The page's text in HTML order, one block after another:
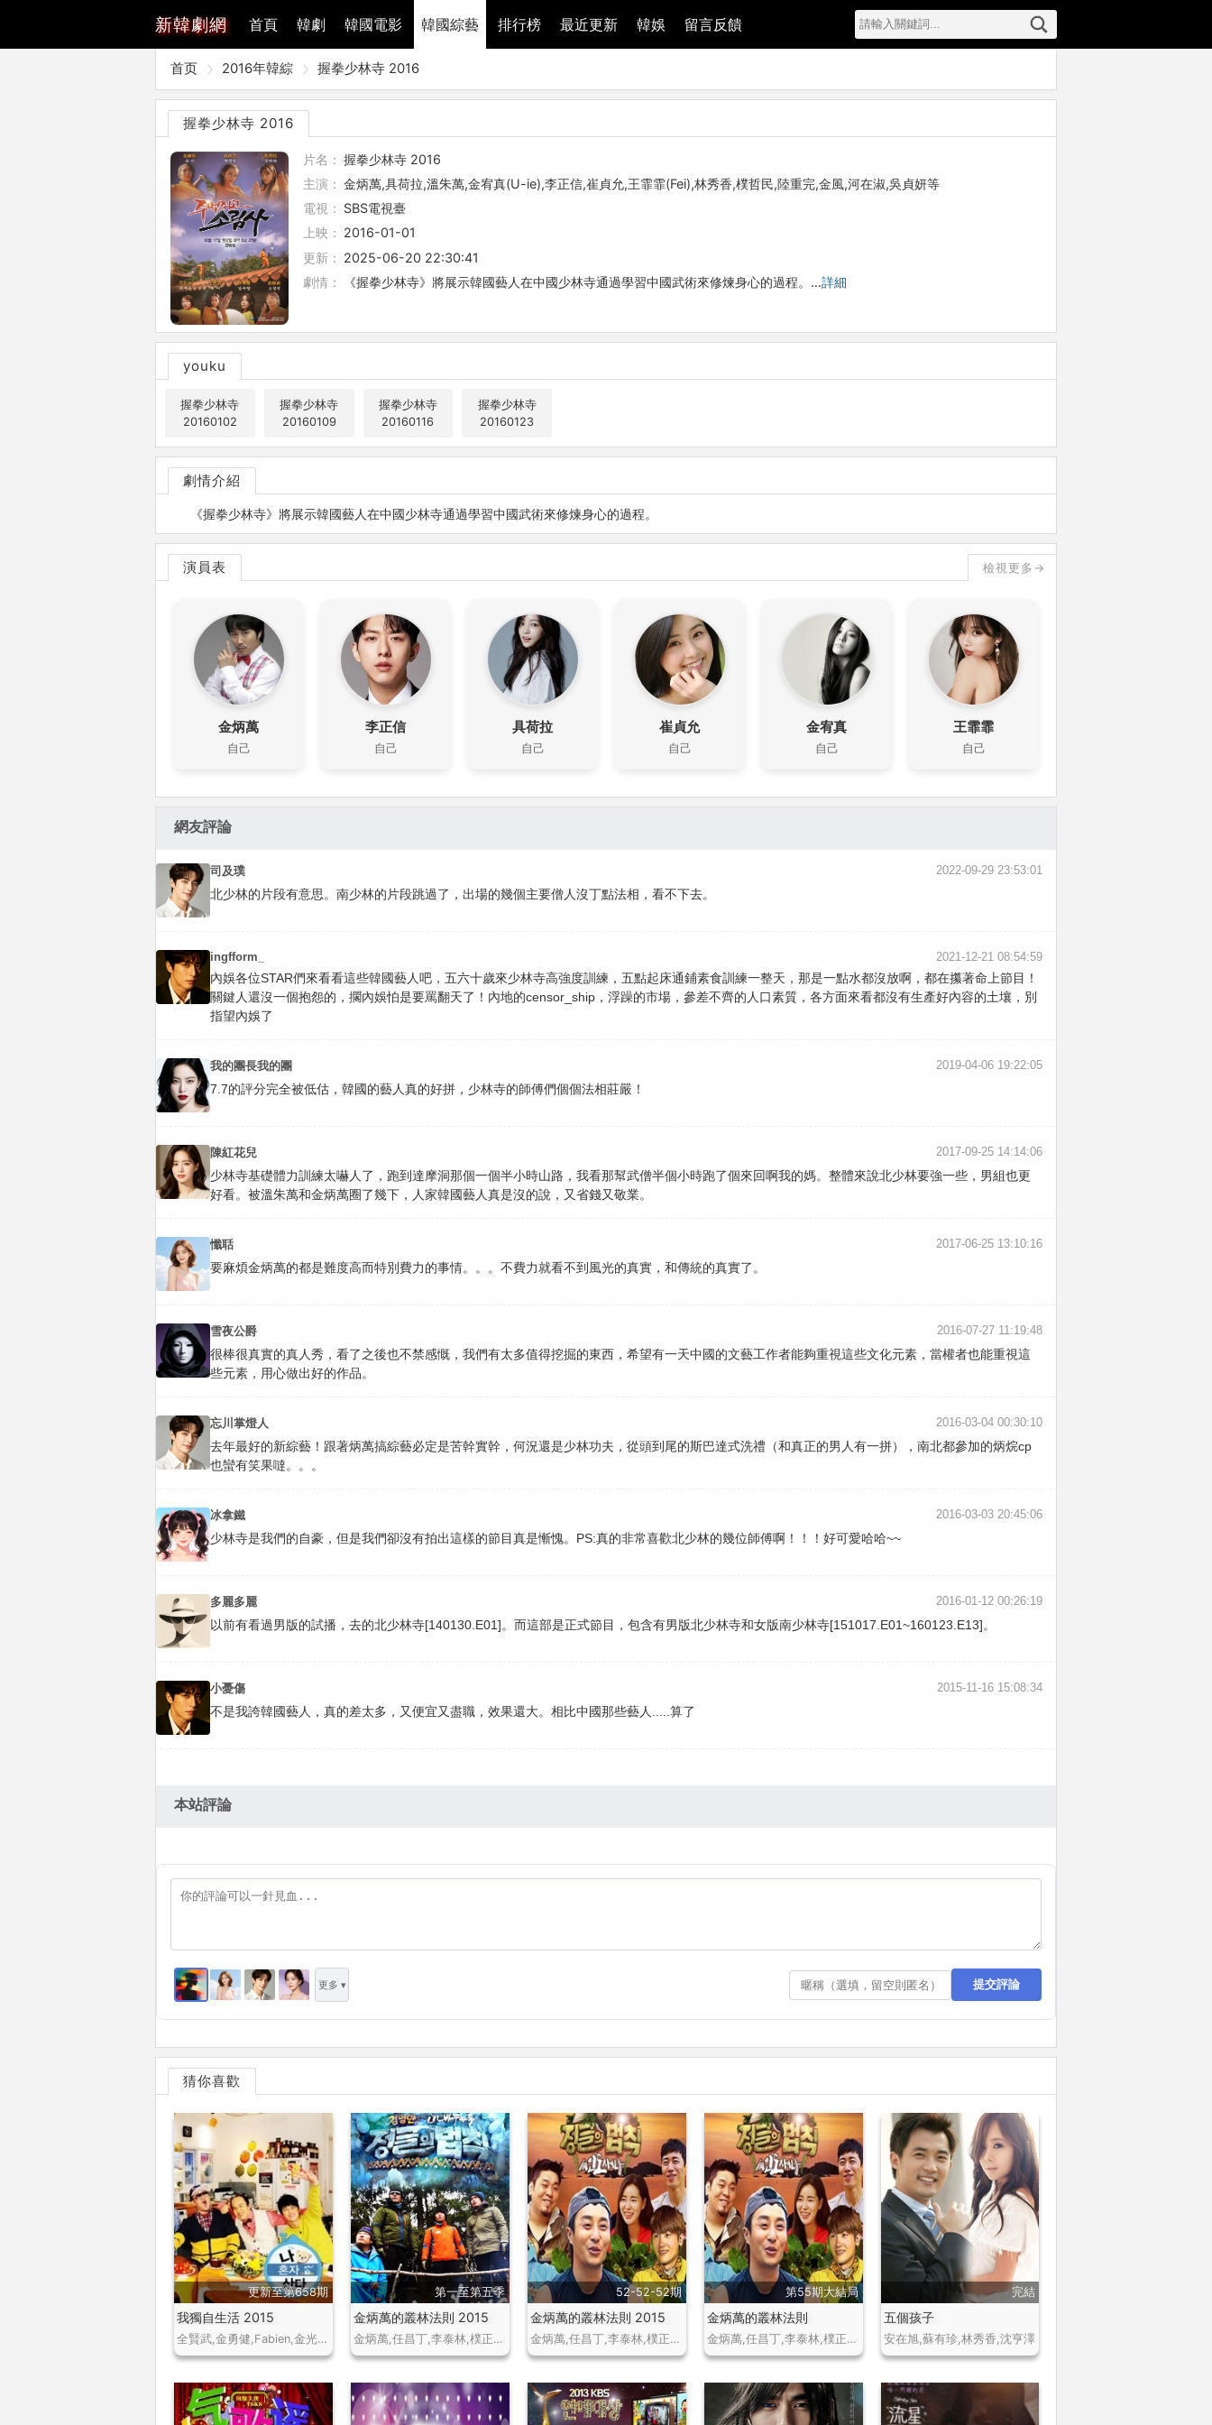
新韓劇網 首頁 韓劇 韓國電影 韓國綜藝 排行榜 最近更新 韓娛 留言反饋
首页 2016年韓綜 握拳少林寺 2016
握拳少林寺 2016
片名： 握拳少林寺 2016
主演： 金炳萬,具荷拉,溫朱萬,金宥真(U-ie),李正信,崔貞允,王霏霏(Fei),林秀香,樸哲民,陸重完,金風,河在淑,吳貞妍等
電視： SBS電視臺
上映： 2016-01-01
更新： 2025-06-20 22:30:41
劇情：
《握拳少林寺》將展示韓國藝人在中國少林寺通過學習中國武術來修煉身心的過程。…詳細
youku
握拳少林寺
20160102
握拳少林寺
20160109
握拳少林寺
20160116
握拳少林寺
20160123
劇情介紹
《握拳少林寺》將展示韓國藝人在中國少林寺通過學習中國武術來修煉身心的過程。
演員表 檢視更多→
金炳萬
自己
李正信
自己
具荷拉
自己
崔貞允
自己
金宥真
自己
王霏霏
自己
網友評論
司及璞 2022-09-29 23:53:01
北少林的片段有意思。南少林的片段跳過了，出場的幾個主要僧人沒丁點法相，看不下去。
ingfform_ 2021-12-21 08:54:59
內娛各位STAR們來看看這些韓國藝人吧，五六十歲來少林寺高強度訓練，五點起床通鋪素食訓練一整天，那是一點水都沒放啊，都在攥著命上節目！
關鍵人還沒一個抱怨的，擱內娛怕是要罵翻天了！內地的censor_ship，浮躁的市場，參差不齊的人口素質，各方面來看都沒有生產好內容的土壤，別
指望內娛了
我的團長我的團 2019-04-06 19:22:05
7.7的評分完全被低估，韓國的藝人真的好拼，少林寺的師傅們個個法相莊嚴！
陳紅花兒 2017-09-25 14:14:06
少林寺基礎體力訓練太嚇人了，跑到達摩洞那個一個半小時山路，我看那幫武僧半個小時跑了個來回啊我的媽。整體來說北少林要強一些，男組也更
好看。被溫朱萬和金炳萬圈了幾下，人家韓國藝人真是沒的說，又省錢又敬業。
懺聒 2017-06-25 13:10:16
要麻煩金炳萬的都是難度高而特別費力的事情。。。不費力就看不到風光的真實，和傳統的真實了。
雪夜公爵 2016-07-27 11:19:48
很棒很真實的真人秀，看了之後也不禁感慨，我們有太多值得挖掘的東西，希望有一天中國的文藝工作者能夠重視這些文化元素，當權者也能重視這
些元素，用心做出好的作品。
忘川掌燈人 2016-03-04 00:30:10
去年最好的新綜藝！跟著炳萬搞綜藝必定是苦幹實幹，何況還是少林功夫，從頭到尾的斯巴達式洗禮（和真正的男人有一拼），南北都參加的炳烷cp
也蠻有笑果噠。。。
冰拿鐵 2016-03-03 20:45:06
少林寺是我們的自豪，但是我們卻沒有拍出這樣的節目真是慚愧。PS:真的非常喜歡北少林的幾位師傅啊！！！好可愛哈哈~~
多麗多麗 2016-01-12 00:26:19
以前有看過男版的試播，去的北少林寺[140130.E01]。而這部是正式節目，包含有男版北少林寺和女版南少林寺[151017.E01~160123.E13]。
小憂傷 2015-11-16 15:08:34
不是我誇韓國藝人，真的差太多，又便宜又盡職，效果還大。相比中國那些藝人.....算了
本站評論
更多 ▾ 提交評論
猜你喜歡
更新至第658期
我獨自生活 2015
全賢武,金勇健,Fabien,金光奎,Defconn,陸重完,金泰元,李成宰,徐仁國,安七炫,梁耀燮等
第一至第五季
金炳萬的叢林法則 2015
金炳萬,任昌丁,李泰林,樸正哲,柳譚,徐智錫,李昶旻,張東雨,鄭滿植等
52-52-52期
金炳萬的叢林法則 2015
金炳萬,任昌丁,李泰林,樸正哲,柳譚,徐智錫,李昶旻,張東雨,鄭滿植等
第55期大結局
金炳萬的叢林法則
金炳萬,任昌丁,李泰林,樸正哲,柳譚,徐智錫,李昶旻,張東雨,鄭滿植等
完結
五個孩子
安在旭,蘇有珍,林秀香,沈亨澤